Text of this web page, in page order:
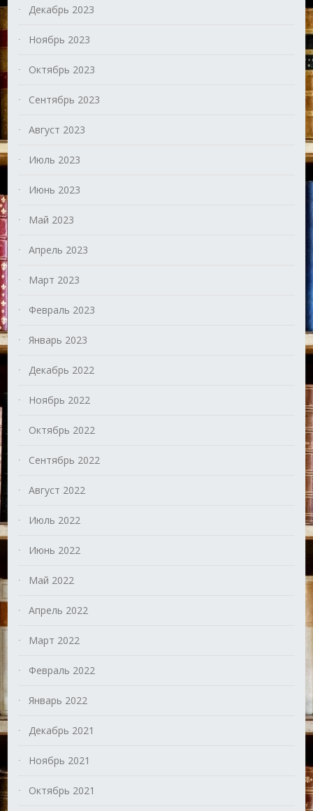
Декабрь 2023
Ноябрь 2023
Октябрь 2023
Сентябрь 2023
Август 2023
Июль 2023
Июнь 2023
Май 2023
Апрель 2023
Март 2023
Февраль 2023
Январь 2023
Декабрь 2022
Ноябрь 2022
Октябрь 2022
Сентябрь 2022
Август 2022
Июль 2022
Июнь 2022
Май 2022
Апрель 2022
Март 2022
Февраль 2022
Январь 2022
Декабрь 2021
Ноябрь 2021
Октябрь 2021